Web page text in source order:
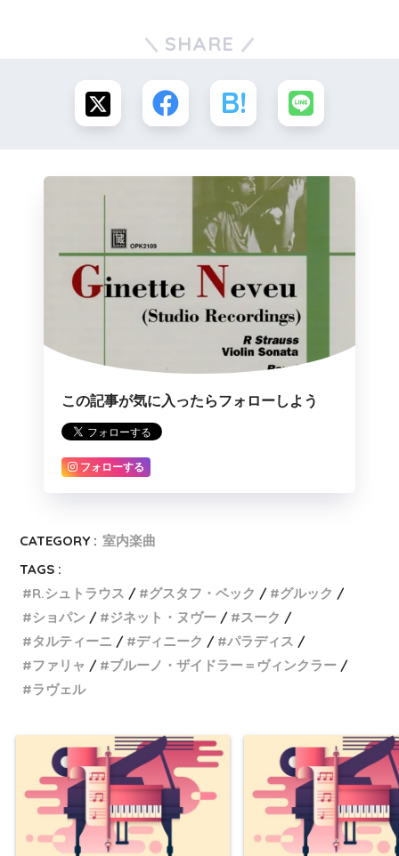
SHARE
この記事が気に入ったらフォローしよう
フォローする
CATEGORY : 室内楽曲
TAGS :
R.シュトラウス
グスタフ・ベック
グルック
ショパン
ジネット・ヌヴー
スーク
タルティーニ
ディニーク
パラディス
ファリャ
ブルーノ・ザイドラー＝ヴィンクラー
ラヴェル